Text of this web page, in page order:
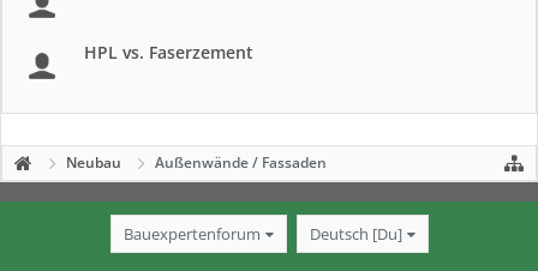
HPL vs. Faserzement
Neubau Außenwände / Fassaden
Bauexpertenforum Deutsch [Du]